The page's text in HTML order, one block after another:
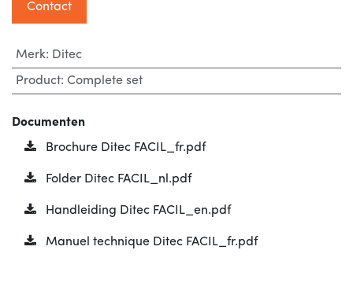
Contact
Merk: Ditec
Product: Complete set
Documenten
Brochure Ditec FACIL_fr.pdf
Folder Ditec FACIL_nl.pdf
Handleiding Ditec FACIL_en.pdf
Manuel technique Ditec FACIL_fr.pdf